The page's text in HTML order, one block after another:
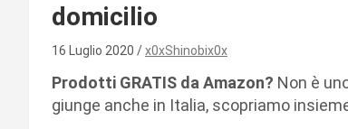
domicilio
16 Luglio 2020 x0xShinobix0x
Prodotti GRATIS da Amazon? Non è
giunge anche in Italia, scopriamo